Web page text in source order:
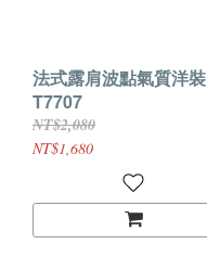
法式露肩波點氣質洋裝
T7707
NT$2,080
NT$1,680